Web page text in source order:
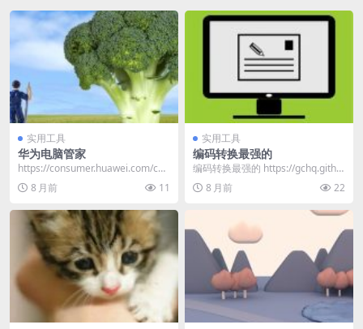
实用工具
华为电脑管家
https://consumer.huawei.com/cn/
support/p...
8 月前 11
实用工具
编码转换最强的
编码转换最强的 https://gchq.githu
b.io/CyberChef...
8 月前 22